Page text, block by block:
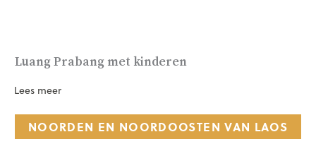
Luang Prabang met kinderen
Lees meer
NOORDEN EN NOORDOOSTEN VAN LAOS